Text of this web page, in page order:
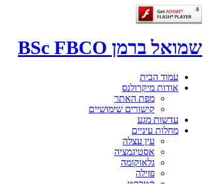
שמואל ברמן BSc FBCO
עמוד הבית
אודות מיקרולנס
מפת האתר
קישורים שימושיים
עדשות מגע
מחלות עיניים
עין עצלה
אסטיגמציה
גלאוקומה
פזילה